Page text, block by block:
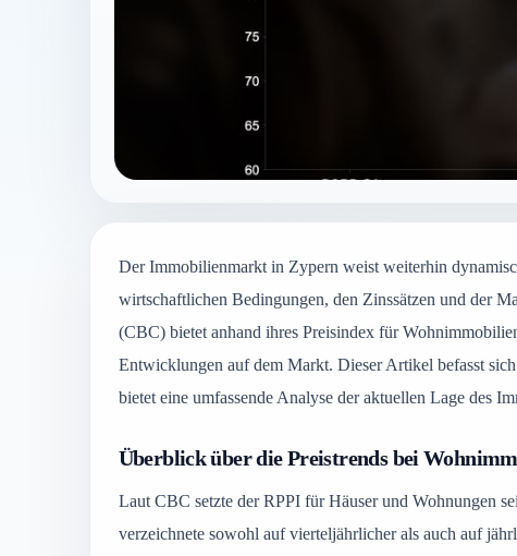
Der Immobilienmarkt in Zypern weist weiterhin
wirtschaftlichen Bedingungen, den Zinssätzen und der
(CBC) bietet anhand ihres Preisindex für
Entwicklungen auf dem Markt. Dieser Artikel befasst
bietet eine umfassende Analyse der aktuellen Lage des
Überblick über die Preistrends bei
Laut CBC setzte der RPPI für Häuser und Wohnungen
verzeichnete sowohl auf vierteljährlicher als auch auf